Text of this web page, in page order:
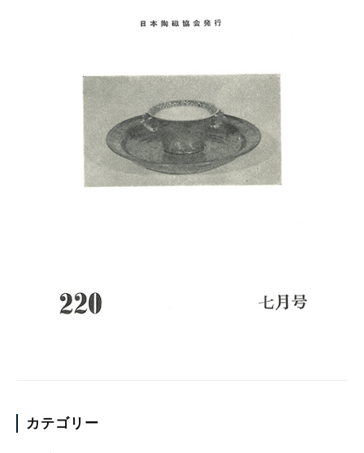
カテゴリー